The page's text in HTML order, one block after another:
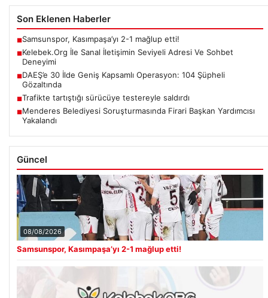
Son Eklenen Haberler
■Samsunspor, Kasımpaşa’yı 2-1 mağlup etti!
■Kelebek.Org İle Sanal İletişimin Seviyeli Adresi Ve Sohbet
Deneyimi
■DAEŞ’e 30 İlde Geniş Kapsamlı Operasyon: 104 Şüpheli
Gözaltında
■Trafikte tartıştığı sürücüye testereyle saldırdı
■Menderes Belediyesi Soruşturmasında Firari Başkan Yardımcısı
Yakalandı
Güncel
08/08/2026
Samsunspor, Kasımpaşa’yı 2-1 mağlup etti!